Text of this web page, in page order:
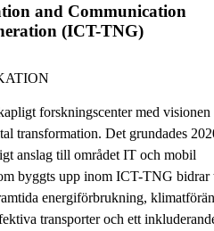
and Communication
(ICT-TNG)
forskningscenter med visionen
transformation. Det grundades
anslag till området IT och mobil
byggts upp inom ICT-TNG bidrar
energiförbrukning,
transporter och ett